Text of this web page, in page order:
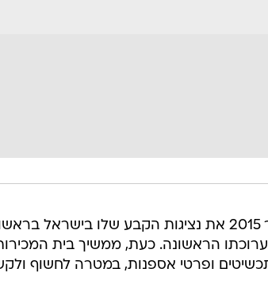
בית המכירות הצרפתי "ארטקוריאל" ייסד בפברואר 2015 את נציגות הקבע שלו בישראל
ובאוקטובר 2015 הציג את תערוכתו הראשונה. כעת, ממשיך בית
ופרטי אספנות, במטרה לחשוף